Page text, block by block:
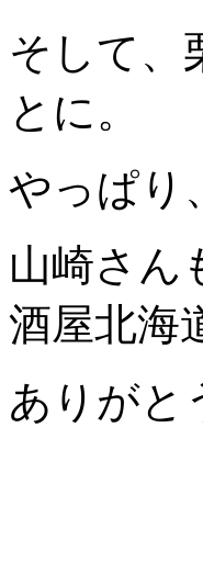
そして、
とに。
やっぱ
山崎さん
酒屋北海
ありがと